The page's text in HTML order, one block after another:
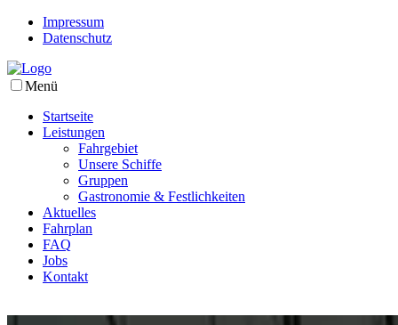
Impressum
Datenschutz
Menü
Startseite
Leistungen
Fahrgebiet
Unsere Schiffe
Gruppen
Gastronomie & Festlichkeiten
Aktuelles
Fahrplan
FAQ
Jobs
Kontakt